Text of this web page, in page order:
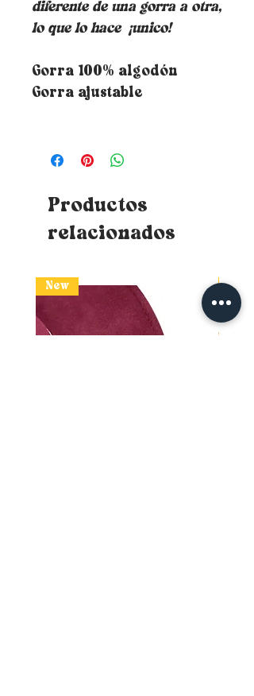
diferente de una gorra a otra,
lo que lo hace ¡unico!
Gorra 100% algodón
Gorra ajustable
Productos
relacionados
New New